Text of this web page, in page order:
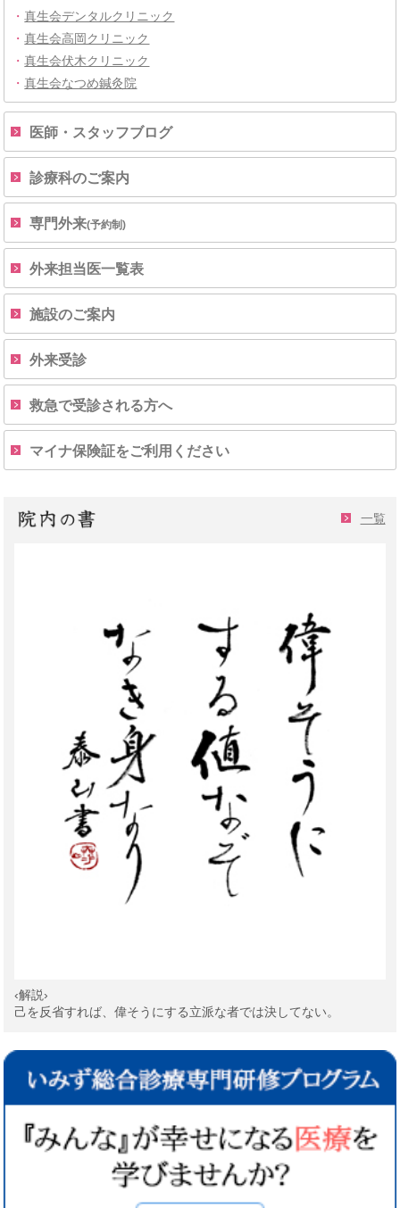
・真生会デンタルクリニック
・真生会高岡クリニック
・真生会伏木クリニック
・真生会なつめ鍼灸院
医師・スタッフブログ
診療科のご案内
専門外来(予約制)
外来担当医一覧表
施設のご案内
外来受診
救急で受診される方へ
マイナ保険証をご利用ください
一覧
‹解説›
己を反省すれば、偉そうにする立派な者では決してない。